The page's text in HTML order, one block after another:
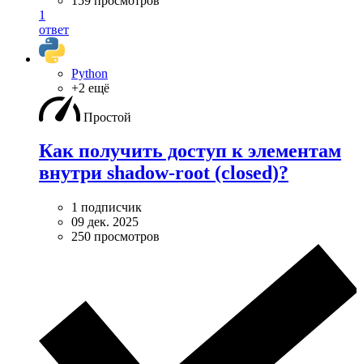
1
ответ
Python
+2 ещё
Простой
Как получить доступ к элементам
внутри shadow-root (closed)?
1 подписчик
09 дек. 2025
250 просмотров